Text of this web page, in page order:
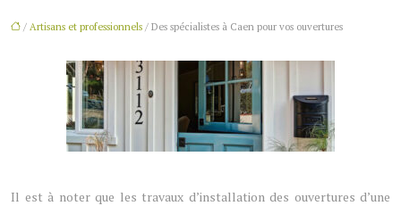
/ Artisans et professionnels / Des spécialistes à Caen pour vos ouvertures
Il est à noter que les travaux d’installation des ouvertures d’une